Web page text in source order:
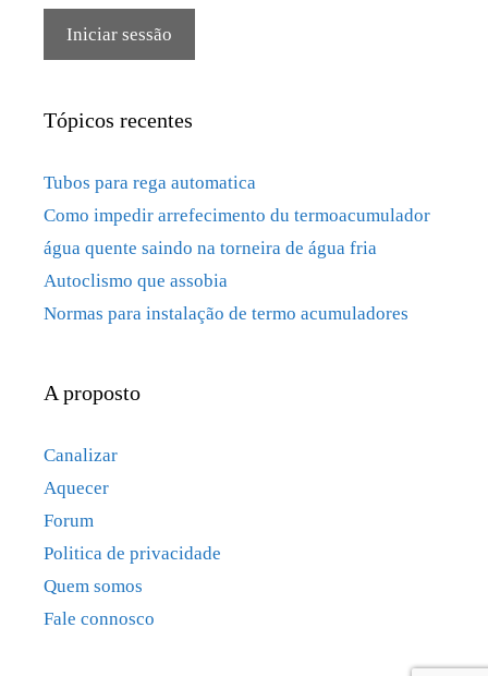
Iniciar sessão
Tópicos recentes
Tubos para rega automatica
Como impedir arrefecimento du termoacumulador
água quente saindo na torneira de água fria
Autoclismo que assobia
Normas para instalação de termo acumuladores
A proposto
Canalizar
Aquecer
Forum
Politica de privacidade
Quem somos
Fale connosco